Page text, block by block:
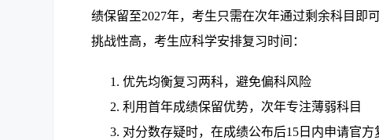
绩保留至2027年，考生只需在次年通过剩余科目即
挑战性高，考生应科学安排复习时间：
优先均衡复习两科，避免偏科风险
利用首年成绩保留优势，次年专注薄弱科目
对分数存疑时，在成绩公布后15日内申请官方